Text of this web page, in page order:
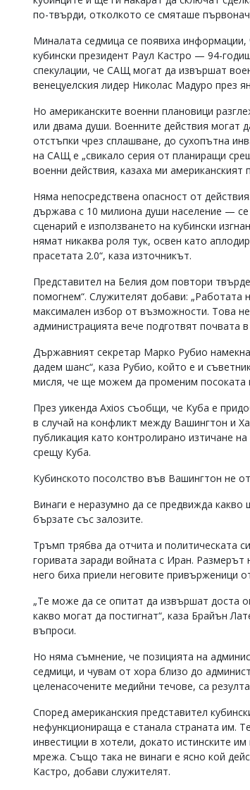
редакцията
отговорност
откриете
коментар,
сигнализирайте
по-твърди, отколкото се смяташе
Миналата седмица се появиха
кубински президент Раул Кастро — 94-
спекулации, че САЩ могат да извършат
венецуелския лидер Николас Мадуро през
Но американските военни плановици
или двама души. Военните действия могат
отстъпки чрез сплашване, до сухопътна
на САЩ е „свикало серия от планиращи
военни действия, казаха ми американският
Няма непосредствена опасност от
държава с 10 милиона души население —
сценарий е използването на кубински
нямат никаква роля тук, освен като
прасетата 2.0“, каза източникът.
Представител на Белия дом повтори
помогнем“. Служителят добави: „Работата
максимален избор от възможности. Това
администрацията вече подготвят почвата
Държавният секретар Марко Рубио
дадем шанс“, каза Рубио, който е и
мисля, че ще можем да променим посоката
През уикенда Axios съобщи, че Куба е
в случай на конфликт между Вашингтон и
публикация като контролирано изтичане
срещу Куба.
Кубинското посолство във Вашингтон не
Винаги е неразумно да се предвижда
бързате със залозите.
Тръмп трябва да отчита и политическата
горивата заради войната с Иран.
него биха приели неговите привърженици
„Те може да се опитат да извършат доста
какво могат да постигнат“, каза Брайън
въпроси.
Но няма съмнение, че позицията на
седмици, и чувам от хора близо до
целенасочените медийни течове, са
Според американския представител
нефункционираща е станала страната им.
инвестиции в хотели, докато истинските
мрежа. Също така не винаги е ясно кой
Кастро, добави служителят.